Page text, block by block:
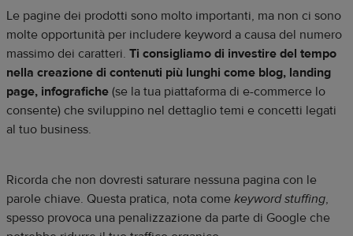
Le pagine dei prodotti sono molto importanti, ma non ci sono
molte opportunità per includere keyword a causa del numero
massimo dei caratteri. Ti consigliamo di investire del tempo
nella creazione di contenuti più lunghi come blog, landing
page, infografiche (se la tua piattaforma di e-commerce lo
consente) che sviluppino nel dettaglio temi e concetti legati
al tuo business.
Ricorda che non dovresti saturare nessuna pagina con le
parole chiave. Questa pratica, nota come keyword stuffing,
spesso provoca una penalizzazione da parte di Google che